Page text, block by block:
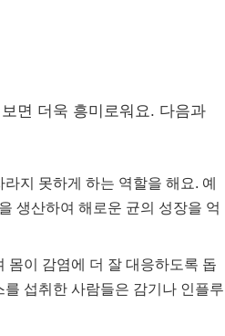
면 더욱 흥미로워요. 다음과
지 못하게 하는 역할을 해요. 예
생산하여 해로운 균의 성장을 억
몸이 감염에 더 잘 대응하도록 돕
섭취한 사람들은 감기나 인플루